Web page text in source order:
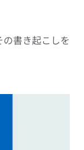
書き起こしを